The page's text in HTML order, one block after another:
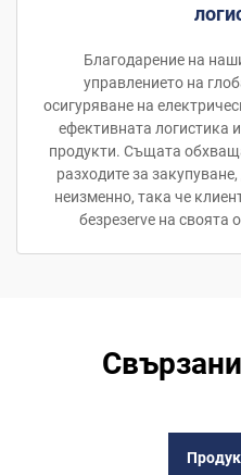
Благодарение на
управлението на
осигуряване на
ефективната логистика
продукти. Същата
разходите за
неизменно, така че
безрезerve на своята